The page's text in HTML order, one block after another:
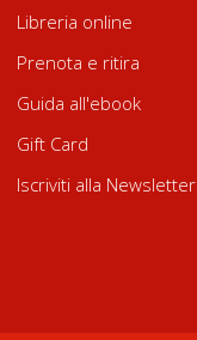
Libreria online
Prenota e ritira
Guida all'ebook
Gift Card
Iscriviti alla Newsletter